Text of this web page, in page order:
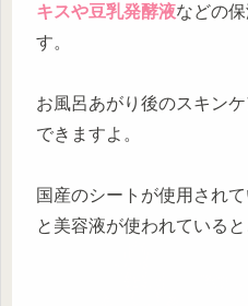
キスや豆乳発酵液などの
す。
お風呂あがり後のスキン
できますよ。
国産のシートが使用され
と美容液が使われている